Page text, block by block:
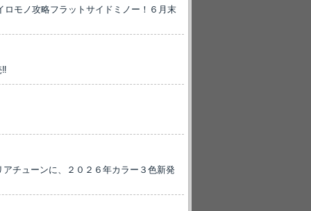
モノ攻略フラットサイドミノー！６月末
チューンに、２０２６年カラー３色新発